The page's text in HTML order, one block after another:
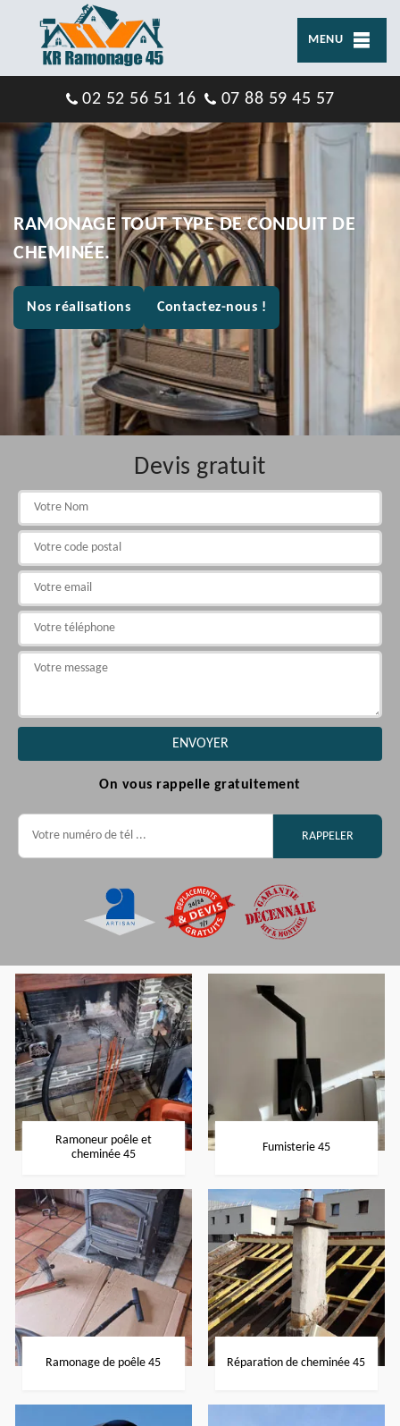
MENU
02 52 56 51 16 07 88 59 45 57
RAMONAGE TOUT TYPE DE CONDUIT DE
CHEMINÉE.
Nos réalisations Contactez-nous !
Devis gratuit
On vous rappelle gratuitement
Ramoneur poêle et
cheminée 45
Fumisterie 45
Ramonage de poêle 45 Réparation de cheminée 45